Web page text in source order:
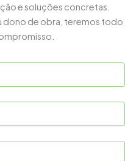
e soluções concretas.
dono de obra, teremos todo